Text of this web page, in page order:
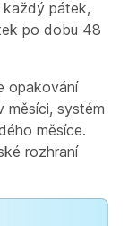
pátek,
po dobu 48
opakování
systém
měsíce.
rozhraní